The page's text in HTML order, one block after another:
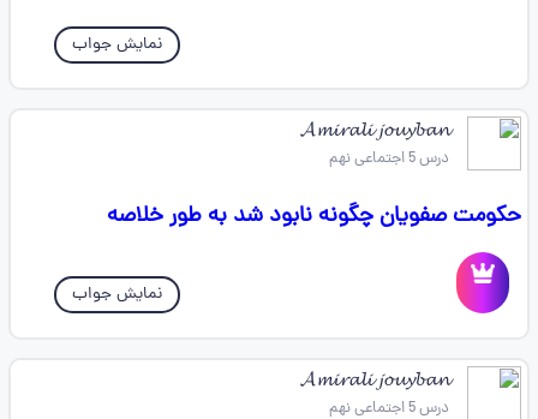
نمایش جواب
𝓐𝓶𝓲𝓻𝓪𝓵𝓲 𝓳𝓸𝓾𝔂𝓫𝓪𝓷
درس 5 اجتماعی نهم
حکومت صفویان چگونه نابود شد به طور خلاصه
نمایش جواب
𝓐𝓶𝓲𝓻𝓪𝓵𝓲 𝓳𝓸𝓾𝔂𝓫𝓪𝓷
درس 5 اجتماعی نهم